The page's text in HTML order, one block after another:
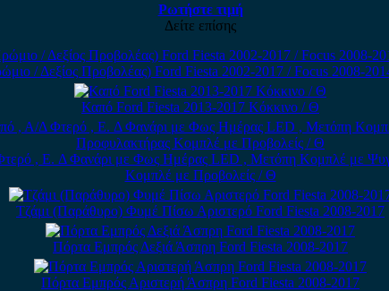
Ρωτήστε τιμή
Δείτε επίσης
/ Δεξίος Προβολέας) Ford Fiesta 2002-2017 / Focus 2008-
Καπό Ford Fiesta 2013-2017 Κόκκινο / Θ
, E. Δ Φανάρι με Φως Ημέρας LED , Μετόπη Κομπλέ με
Κομπλέ με Προβολείς / Θ
Τζάμι (Παράθυρο) Φυμέ Πίσω Αριστερό Ford Fiesta 2008-2017
Πόρτα Εμπρός Δεξιά Άσπρη Ford Fiesta 2008-2017
Πόρτα Εμπρός Αριστερή Άσπρη Ford Fiesta 2008-2017